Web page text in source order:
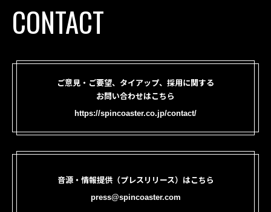
CONTACT
ご意見・ご要望、タイアップ、採用に関する
お問い合わせはこちら
https://spincoaster.co.jp/contact/
音源・情報提供（プレスリリース）はこちら
press@spincoaster.com